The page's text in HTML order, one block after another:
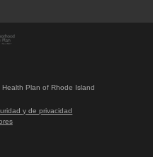
Plan of Rhode Island
y de privacidad